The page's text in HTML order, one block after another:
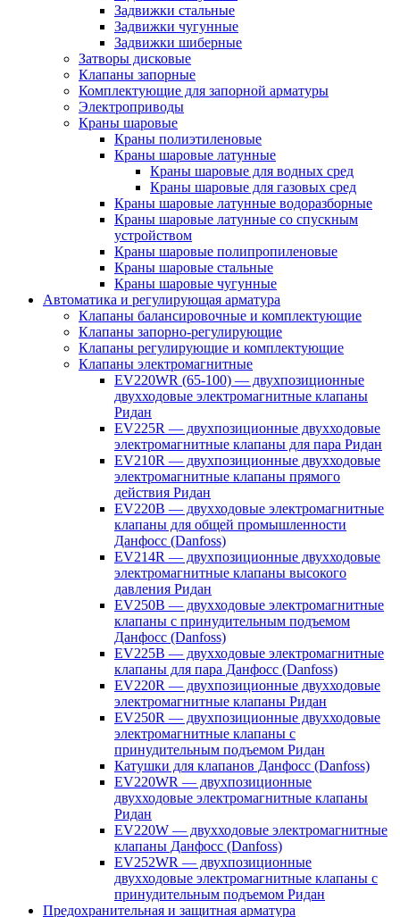
Задвижки стальные
Задвижки чугунные
Задвижки шиберные
Затворы дисковые
Клапаны запорные
Комплектующие для запорной арматуры
Электроприводы
Краны шаровые
Краны полиэтиленовые
Краны шаровые латунные
Краны шаровые для водных сред
Краны шаровые для газовых сред
Краны шаровые латунные водоразборные
Краны шаровые латунные со спускным
устройством
Краны шаровые полипропиленовые
Краны шаровые стальные
Краны шаровые чугунные
Автоматика и регулирующая арматура
Клапаны балансировочные и комплектующие
Клапаны запорно-регулирующие
Клапаны регулирующие и комплектующие
Клапаны электромагнитные
EV220WR (65-100) — двухпозиционные
двухходовые электромагнитные клапаны
Ридан
EV225R — двухпозиционные двухходовые
электромагнитные клапаны для пара Ридан
EV210R — двухпозиционные двухходовые
электромагнитные клапаны прямого
действия Ридан
EV220B — двухходовые электромагнитные
клапаны для общей промышленности
Данфосс (Danfoss)
EV214R — двухпозиционные двухходовые
электромагнитные клапаны высокого
давления Ридан
EV250B — двухходовые электромагнитные
клапаны с принудительным подъемом
Данфосс (Danfoss)
EV225B — двухходовые электромагнитные
клапаны для пара Данфосс (Danfoss)
EV220R — двухпозиционные двухходовые
электромагнитные клапаны Ридан
EV250R — двухпозиционные двухходовые
электромагнитные клапаны с
принудительным подъемом Ридан
Катушки для клапанов Данфосс (Danfoss)
EV220WR — двухпозиционные
двухходовые электромагнитные клапаны
Ридан
EV220W — двухходовые электромагнитные
клапаны Данфосс (Danfoss)
EV252WR — двухпозиционные
двухходовые электромагнитные клапаны с
принудительным подъемом Ридан
Предохранительная и защитная арматура